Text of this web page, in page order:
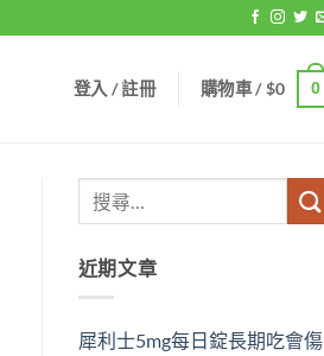
登入 / 註冊 購物車 /$0 0
近期文章
犀利士5mg每日錠長期吃會傷